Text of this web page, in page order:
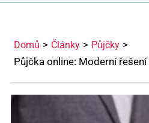
Domů Články Půjčky
Půjčka online: Moderní